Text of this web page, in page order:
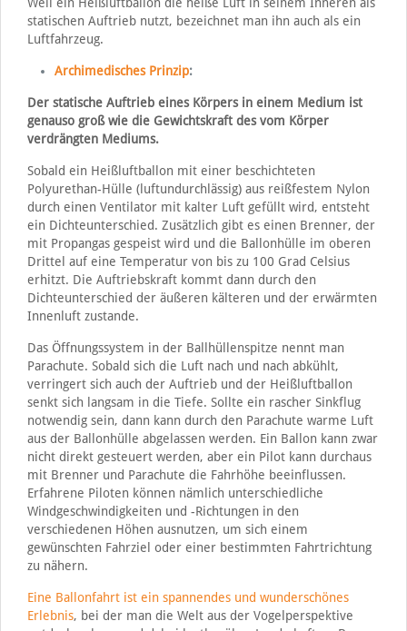
statischen Auftrieb nutzt, bezeichnet man ihn auch als ein
Luftfahrzeug.
Archimedisches Prinzip:
Der statische Auftrieb eines Körpers in einem Medium ist
genauso groß wie die Gewichtskraft des vom Körper
verdrängten Mediums.
Sobald ein Heißluftballon mit einer beschichteten
Polyurethan-Hülle (luftundurchlässig) aus reißfestem Nylon
durch einen Ventilator mit kalter Luft gefüllt wird, entsteht
ein Dichteunterschied. Zusätzlich gibt es einen Brenner, der
mit Propangas gespeist wird und die Ballonhülle im oberen
Drittel auf eine Temperatur von bis zu 100 Grad Celsius
erhitzt. Die Auftriebskraft kommt dann durch den
Dichteunterschied der äußeren kälteren und der erwärmten
Innenluft zustande.
Das Öffnungssystem in der Ballhüllenspitze nennt man
Parachute. Sobald sich die Luft nach und nach abkühlt,
verringert sich auch der Auftrieb und der Heißluftballon
senkt sich langsam in die Tiefe. Sollte ein rascher Sinkflug
notwendig sein, dann kann durch den Parachute warme Luft
aus der Ballonhülle abgelassen werden. Ein Ballon kann zwar
nicht direkt gesteuert werden, aber ein Pilot kann durchaus
mit Brenner und Parachute die Fahrhöhe beeinflussen.
Erfahrene Piloten können nämlich unterschiedliche
Windgeschwindigkeiten und -Richtungen in den
verschiedenen Höhen ausnutzen, um sich einem
gewünschten Fahrziel oder einer bestimmten Fahrtrichtung
zu nähern.
Eine Ballonfahrt ist ein spannendes und wunderschönes
Erlebnis, bei der man die Welt aus der Vogelperspektive